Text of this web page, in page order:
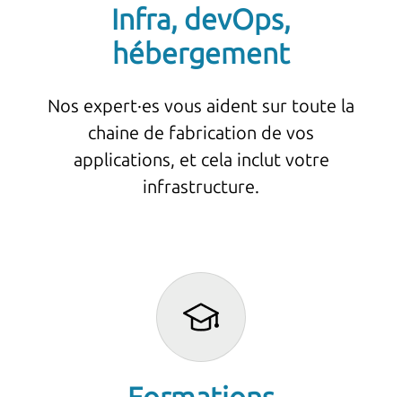
Infra, devOps,
hébergement
Nos expert·es vous aident sur toute la
chaine de fabrication de vos
applications, et cela inclut votre
infrastructure.